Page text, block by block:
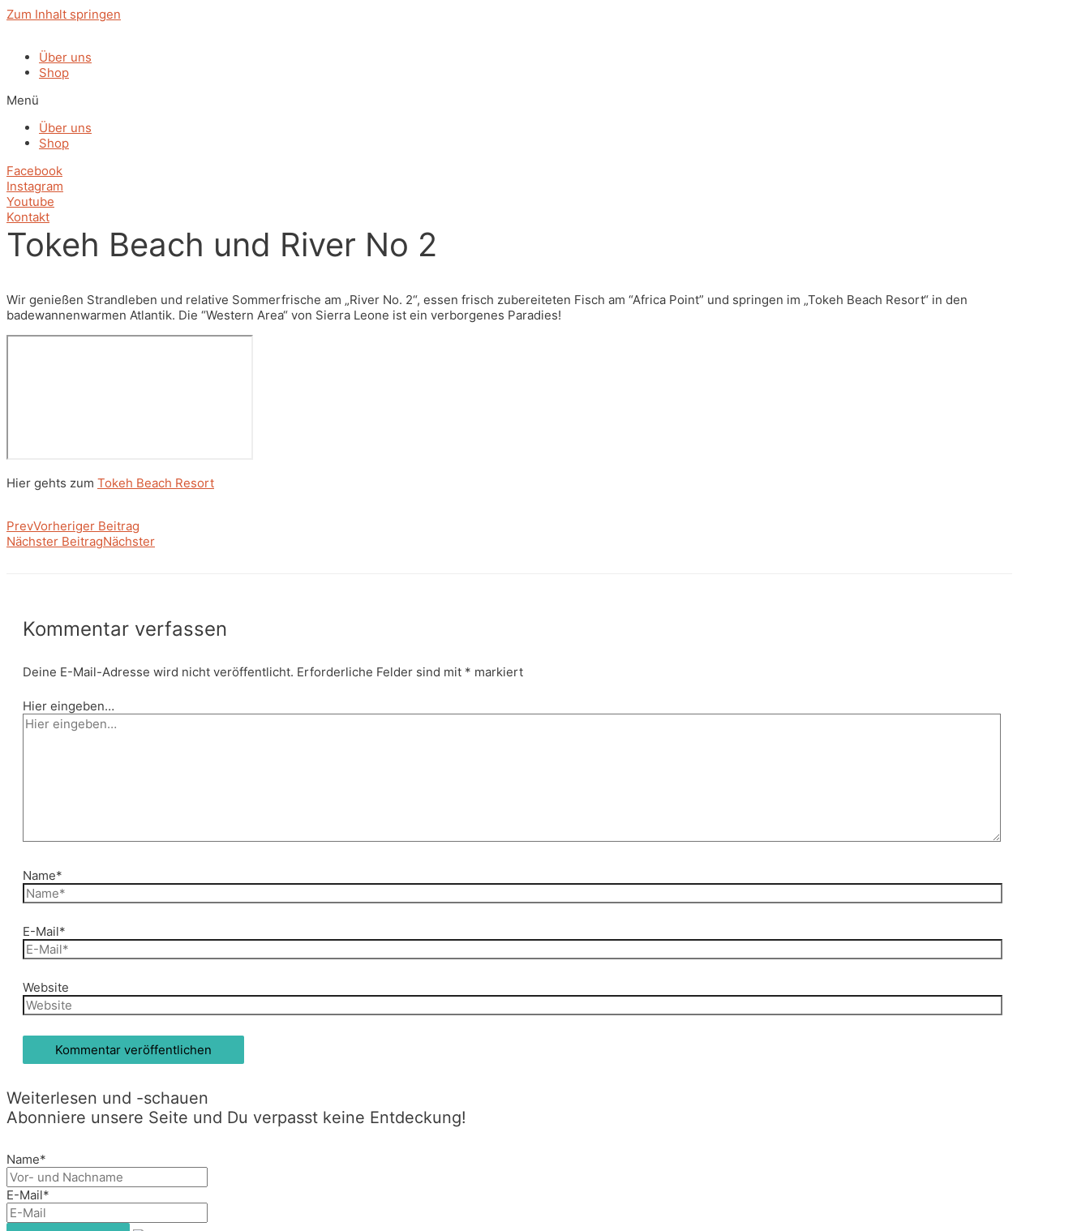
Zum Inhalt springen
Über uns
Shop
Menü
Über uns
Shop
Facebook
Instagram
Youtube
Kontakt
Tokeh Beach und River No 2
Wir genießen Strandleben und relative Sommerfrische am „River No. 2“, essen frisch zubereiteten Fisch am “Africa Point” und springen im „Tokeh Beach Resort“ in den
badewannenwarmen Atlantik. Die “Western Area“ von Sierra Leone ist ein verborgenes Paradies!
Hier gehts zum Tokeh Beach Resort
PrevVorheriger Beitrag
Nächster BeitragNächster
Kommentar verfassen
Deine E-Mail-Adresse wird nicht veröffentlicht. Erforderliche Felder sind mit * markiert
Hier eingeben…
Name*
E-Mail*
Website
Weiterlesen und -schauen
Abonniere unsere Seite und Du verpasst keine Entdeckung!
Name*
E-Mail*